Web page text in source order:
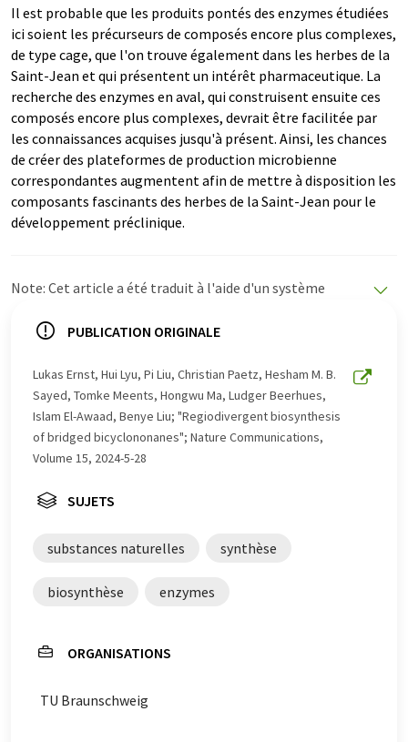
Il est probable que les produits pontés des enzymes étudiées
ici soient les précurseurs de composés encore plus complexes,
de type cage, que l'on trouve également dans les herbes de la
Saint-Jean et qui présentent un intérêt pharmaceutique. La
recherche des enzymes en aval, qui construisent ensuite ces
composés encore plus complexes, devrait être facilitée par
les connaissances acquises jusqu'à présent. Ainsi, les chances
de créer des plateformes de production microbienne
correspondantes augmentent afin de mettre à disposition les
composants fascinants des herbes de la Saint-Jean pour le
développement préclinique.
Note: Cet article a été traduit à l'aide d'un système
propose ces traductions automatiques pour présenter
été traduit avec traduction automatique, il est possible
qu'il contienne des erreurs de vocabulaire, de syntaxe ou
de grammaire. L'article original dans Allemand peut
être trouvéici.
PUBLICATION ORIGINALE
Lukas Ernst, Hui Lyu, Pi Liu, Christian Paetz, Hesham M. B.
Sayed, Tomke Meents, Hongwu Ma, Ludger Beerhues,
Islam El-Awaad, Benye Liu; "Regiodivergent biosynthesis
of bridged bicyclononanes"; Nature Communications,
Volume 15, 2024-5-28
SUJETS
substances naturelles synthèse
biosynthèse enzymes
ORGANISATIONS
TU Braunschweig